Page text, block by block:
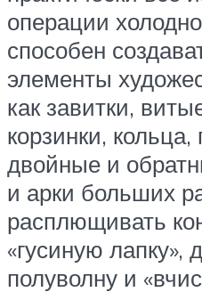
операции
способен
элементы
как завитки,
корзинки, кольца,
двойные и
и арки больших
расплющивать
«гусиную лапку»,
полуволну и